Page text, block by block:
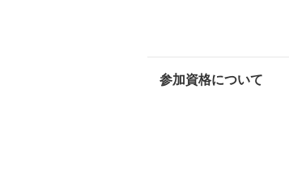
参加資格について